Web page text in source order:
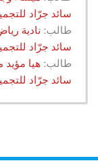
سائد جرّاد
طالب:
سائد جرّاد
طالب:
سائد جرّاد